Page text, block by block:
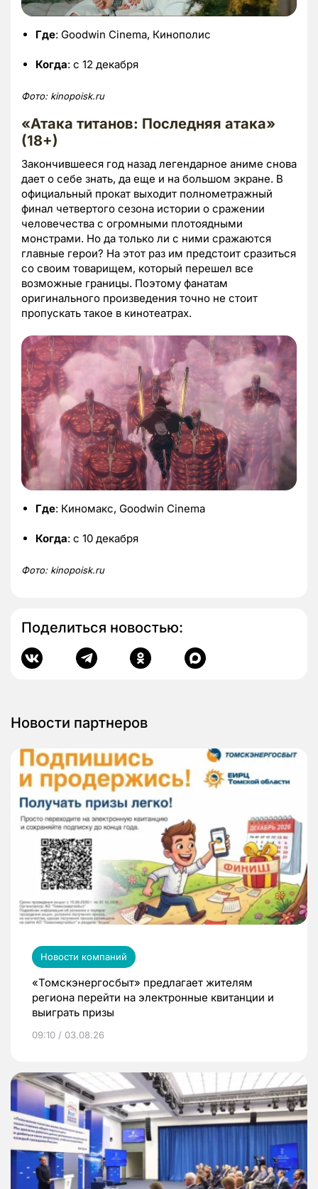
Где: Goodwin Cinema, Кинополис
Когда: с 12 декабря
Фото: kinopoisk.ru
«Атака титанов: Последняя атака»
(18+)
Закончившееся год назад легендарное аниме снова
дает о себе знать, да еще и на большом экране. В
официальный прокат выходит полнометражный
финал четвертого сезона истории о сражении
человечества с огромными плотоядными
монстрами. Но да только ли с ними сражаются
главные герои? На этот раз им предстоит сразиться
со своим товарищем, который перешел все
возможные границы. Поэтому фанатам
оригинального произведения точно не стоит
пропускать такое в кинотеатрах.
Где: Киномакс, Goodwin Cinema
Когда: с 10 декабря
Фото: kinopoisk.ru
Поделиться новостью:
Новости партнеров
Новости компаний
«Томскэнергосбыт» предлагает жителям
региона перейти на электронные квитанции и
выиграть призы
09:10 / 03.08.26